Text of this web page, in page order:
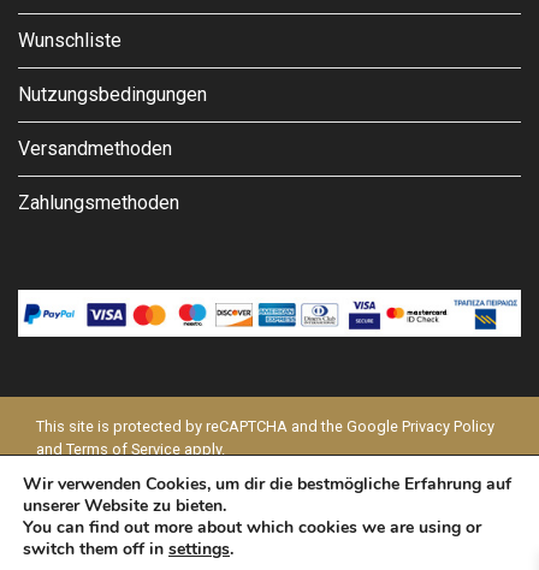
Wunschliste
Nutzungsbedingungen
Versandmethoden
Zahlungsmethoden
This site is protected by reCAPTCHA and the Google Privacy Policy
and Terms of Service apply.
© 2026 - MODAPELLE
Wir verwenden Cookies, um dir die bestmögliche Erfahrung auf
unserer Website zu bieten.
You can find out more about which cookies we are using or
switch them off in settings.